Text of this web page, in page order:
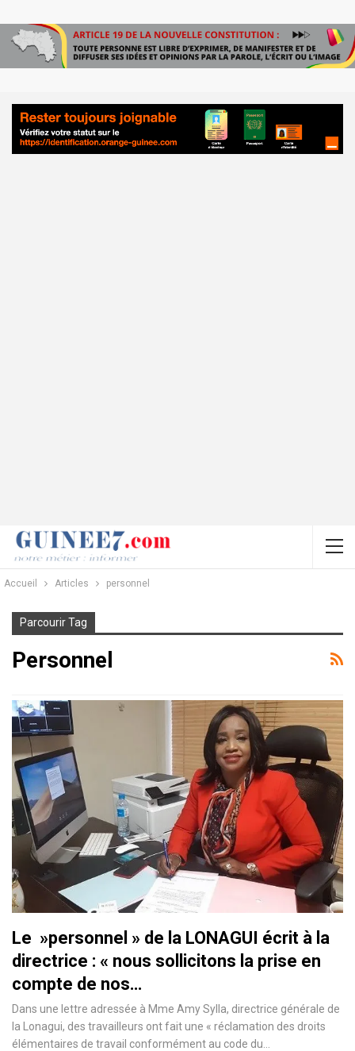
Accueil Articles personnel
Parcourir Tag
Personnel
Le »personnel » de la LONAGUI écrit à la
directrice : « nous sollicitons la prise en
compte de nos…
Dans une lettre adressée à Mme Amy Sylla, directrice générale de
la Lonagui, des travailleurs ont fait une « réclamation des droits
élémentaires de travail conformément au code du…